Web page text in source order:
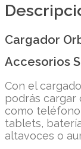
Cargador
Accesorios
Con el
podrás cargar
como teléfono
tablets,
altavoces o